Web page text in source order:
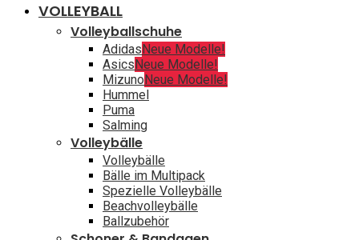
VOLLEYBALL
Volleyballschuhe
AdidasNeue Modelle!
AsicsNeue Modelle!
MizunoNeue Modelle!
Hummel
Puma
Salming
Volleybälle
Volleybälle
Bälle im Multipack
Spezielle Volleybälle
Beachvolleybälle
Ballzubehör